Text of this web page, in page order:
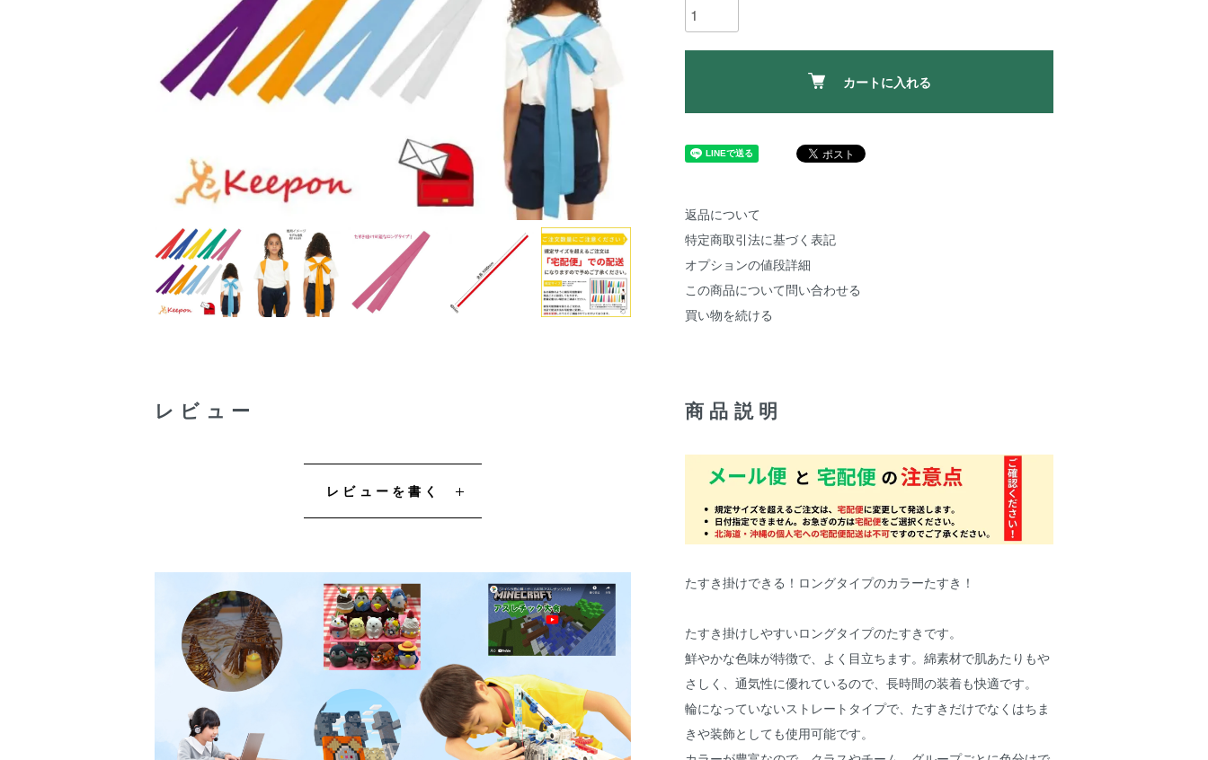
カートに入れる
返品について
特定商取引法に基づく表記
オプションの値段詳細
この商品について問い合わせる
買い物を続ける
商品説明
たすき掛けできる！ロングタイプのカラーたすき！
たすき掛けしやすいロングタイプのたすきです。
鮮やかな色味が特徴で、よく目立ちます。綿素材で肌あたりもや
さしく、通気性に優れているので、長時間の装着も快適です。
輪になっていないストレートタイプで、たすきだけでなくはちま
きや装飾としても使用可能です。
レビュー
レビューを書く